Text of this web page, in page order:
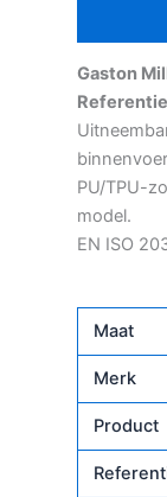
Gaston
PU/TPU-
model.
EN ISO
Maat
Merk
Product